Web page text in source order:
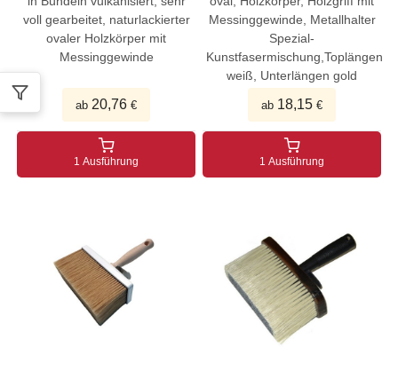
voll gearbeitet, naturlackierter
ovaler Holzkörper mit
Messinggewinde
ab 20,76 €
1 Ausführung
Messinggewinde, Metallhalter
Spezial-
Kunstfasermischung,Toplängen
weiß, Unterlängen gold
ab 18,15 €
1 Ausführung